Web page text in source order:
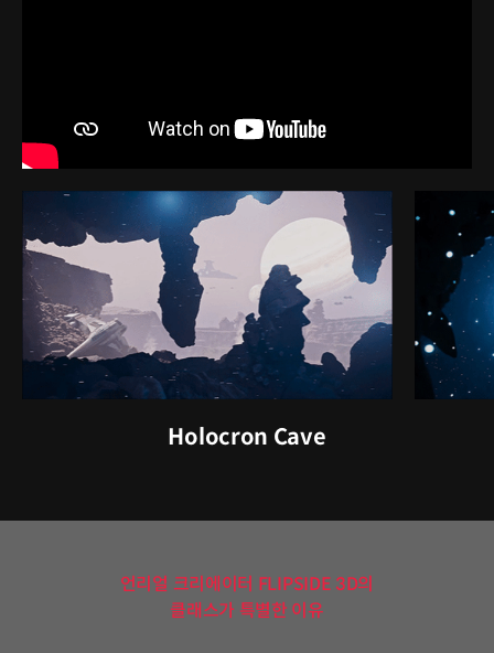
Holocron Cave
언리얼 크리에이터 FLIPSIDE 3D의
클래스가 특별한 이유